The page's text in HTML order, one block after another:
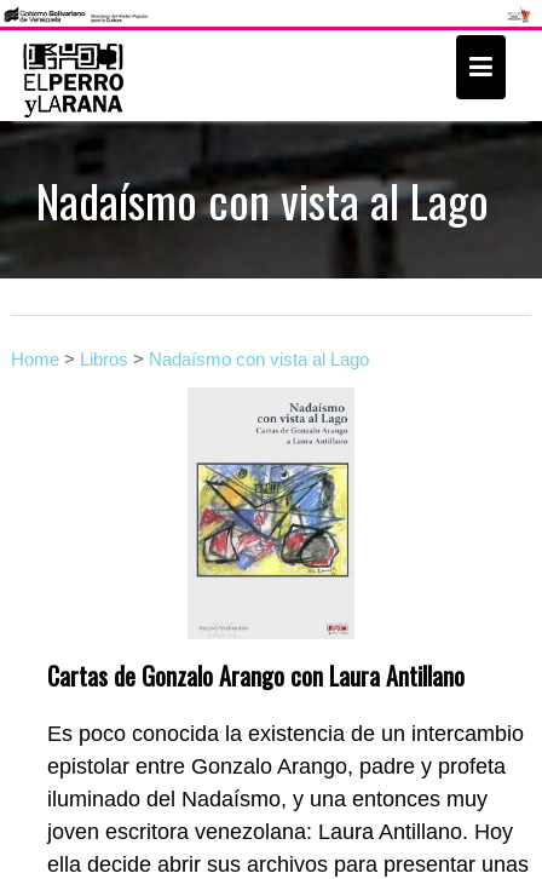
p
o
o
Nadaísmo con vista al Lago
Home> Libros > Nadaísmo con vista al Lago
Cartas de Gonzalo Arango con Laura Antillano
Es poco conocida la existencia de un intercambio
epistolar entre Gonzalo Arango, padre y profeta
iluminado del Nadaísmo, y una entonces muy
joven escritora venezolana: Laura Antillano. Hoy
ella decide abrir sus archivos para presentar unas